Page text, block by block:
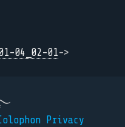
04_02-01->
࿐
Privacy